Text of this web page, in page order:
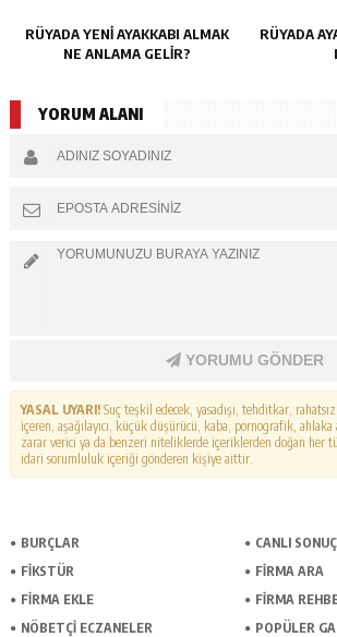
RÜYADA YENI AYAKKABI ALMAK
NE ANLAMA GELIR?
RÜYADA
YORUM ALANI
YORUMU GÖNDER
YASAL UYARI!Suç teşkil edecek, yasadışı, tehditkar,
içeren, aşağılayıcı, küçük düşürücü, kaba, pornografik, ahlaka
zarar verici ya da benzeri niteliklerde içeriklerden doğan her
idari sorumluluk içeriği gönderen kişiye aittir.
BURÇLAR
CANLI
FİKSTÜR
FİRMA ARA
FİRMA EKLE
FİRMA
NÖBETÇİ ECZANELER
POPÜLER